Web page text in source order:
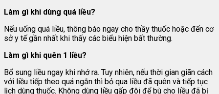
Làm gì khi dùng quá liều?
Nếu uống quá liều, thông báo ngay cho thầy thuốc hoặc đến cơ
sở y tế gần nhất khi thấy các biểu hiện bất thường.
Làm gì khi quên 1 liều?
Bổ sung liều ngay khi nhớ ra. Tuy nhiên, nếu thời gian giãn cách
với liều tiếp theo quá ngắn thì bỏ qua liều đã quên và tiếp tục
lịch dùng thuốc. Không dùng liều gấp đôi để bù cho liều đã bị